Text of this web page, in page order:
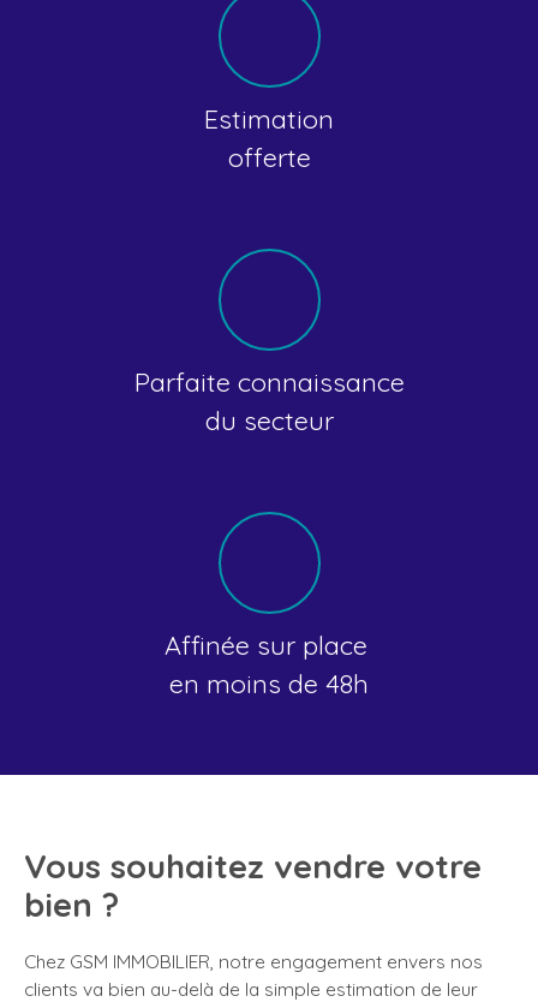
Estimation
offerte
Parfaite connaissance
du secteur
Affinée sur place
en moins de 48h
Vous souhaitez vendre votre
bien ?
Chez GSM IMMOBILIER, notre engagement envers nos
clients va bien au-delà de la simple estimation de leur